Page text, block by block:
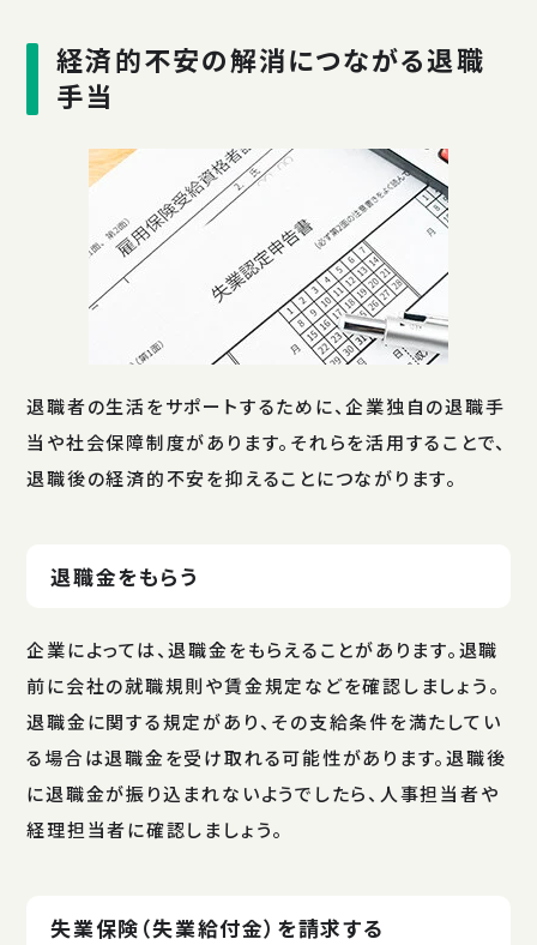
経済的不安の解消につながる退職
手当
退職者の生活をサポートするために、企業独自の退職手
当や社会保障制度があります。それらを活用することで、
退職後の経済的不安を抑えることにつながります。
退職金をもらう
企業によっては、退職金をもらえることがあります。退職
前に会社の就職規則や賃金規定などを確認しましょう。
退職金に関する規定があり、その支給条件を満たしてい
る場合は退職金を受け取れる可能性があります。退職後
に退職金が振り込まれないようでしたら、人事担当者や
経理担当者に確認しましょう。
失業保険（失業給付金）を請求する